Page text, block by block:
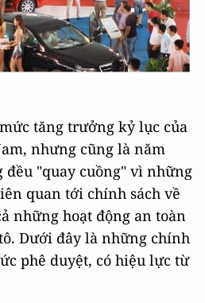
tăng trưởng kỷ lục của
nhưng cũng là năm
đều "quay cuồng" vì những
quan tới chính sách về
những hoạt động an toàn
Dưới đây là những chính
phê duyệt, có hiệu lực từ